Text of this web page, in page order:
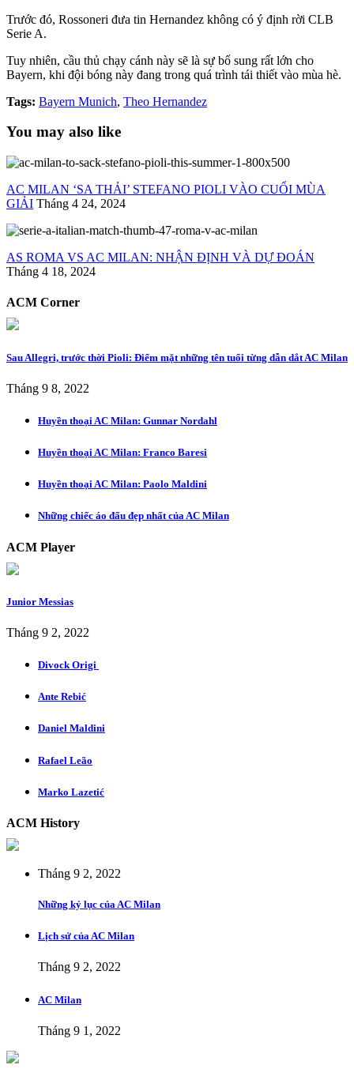
Trước đó, Rossoneri đưa tin Hernandez không có ý định rời CLB
Serie A.
Tuy nhiên, cầu thủ chạy cánh này sẽ là sự bổ sung rất lớn cho
Bayern, khi đội bóng này đang trong quá trình tái thiết vào mùa hè.
Tags: Bayern Munich, Theo Hernandez
You may also like
AC MILAN ‘SA THẢI’ STEFANO PIOLI VÀO CUỐI MÙA
GIẢI Tháng 4 24, 2024
AS ROMA VS AC MILAN: NHẬN ĐỊNH VÀ DỰ ĐOÁN
Tháng 4 18, 2024
ACM Corner
Sau Allegri, trước thời Pioli: Điểm mặt những tên tuổi từng dẫn dắt AC Milan
Tháng 9 8, 2022
Huyền thoại AC Milan: Gunnar Nordahl
Huyền thoại AC Milan: Franco Baresi
Huyền thoại AC Milan: Paolo Maldini
Những chiếc áo đấu đẹp nhất của AC Milan
ACM Player
Junior Messias
Tháng 9 2, 2022
Divock Origi
Ante Rebić
Daniel Maldini
Rafael Leão
Marko Lazetić
ACM History
Tháng 9 2, 2022
Những kỷ lục của AC Milan
Lịch sử của AC Milan
Tháng 9 2, 2022
AC Milan
Tháng 9 1, 2022